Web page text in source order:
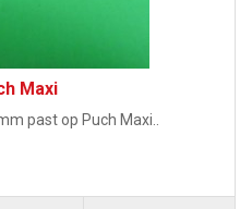
Maxi
past op Puch Maxi..